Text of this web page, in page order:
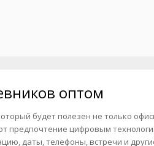
оптом
будет полезен не только
предпочтение цифровым
даты, телефоны, встречи и